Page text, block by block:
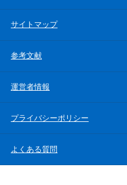
サイトマップ
参考文献
運営者情報
プライバシーポリシー
よくある質問